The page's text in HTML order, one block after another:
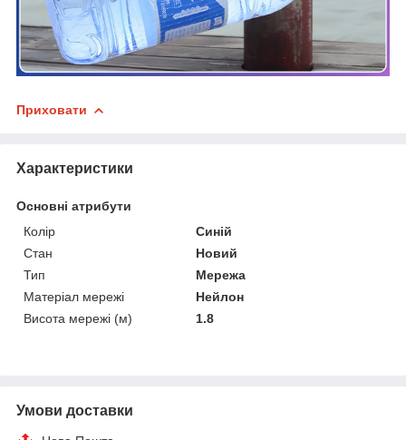
Приховати
Характеристики
Основні атрибути
Колір
Синій
Стан
Новий
Тип
Мережа
Матеріал мережі
Нейлон
Висота мережі (м)
1.8
Умови доставки